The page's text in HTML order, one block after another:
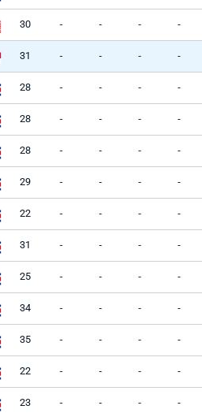
30 - - - -
31 - - - -
28 - - - -
28 - - - -
28 - - - -
29 - - - -
22 - - - -
31 - - - -
25 - - - -
34 - - - -
35 - - - -
22 - - - -
23 - - - -